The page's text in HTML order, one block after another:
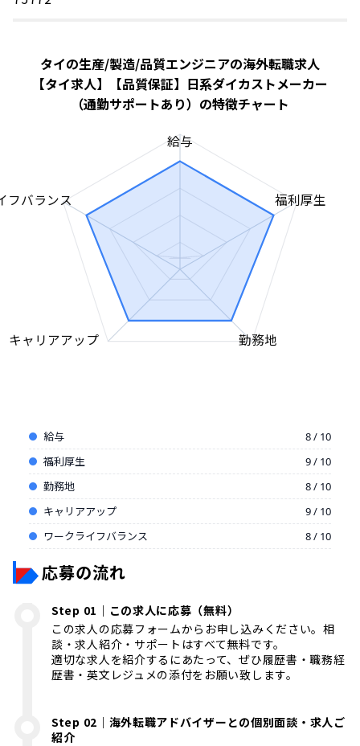
タイの生産/製造/品質エンジニアの海外転職求人
【タイ求人】【品質保証】日系ダイカストメーカー
（通勤サポートあり）の特徴チャート
給与
福利厚生
勤務地
キャリアアップ
フバランス
給与
8 / 10
福利厚生
9 / 10
勤務地
8 / 10
キャリアアップ
9 / 10
ワークライフバランス
8 / 10
応募の流れ
Step 01｜この求人に応募（無料）
この求人の応募フォームからお申し込みください。相
談・求人紹介・サポートはすべて無料です。
適切な求人を紹介するにあたって、ぜひ履歴書・職務経
歴書・英文レジュメの添付をお願い致します。
Step 02｜海外転職アドバイザーとの個別面談・求人ご
紹介